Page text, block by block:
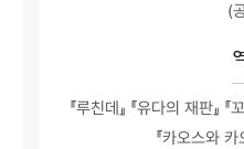
(
『루친데』 『유다의 재판』
『카오스와